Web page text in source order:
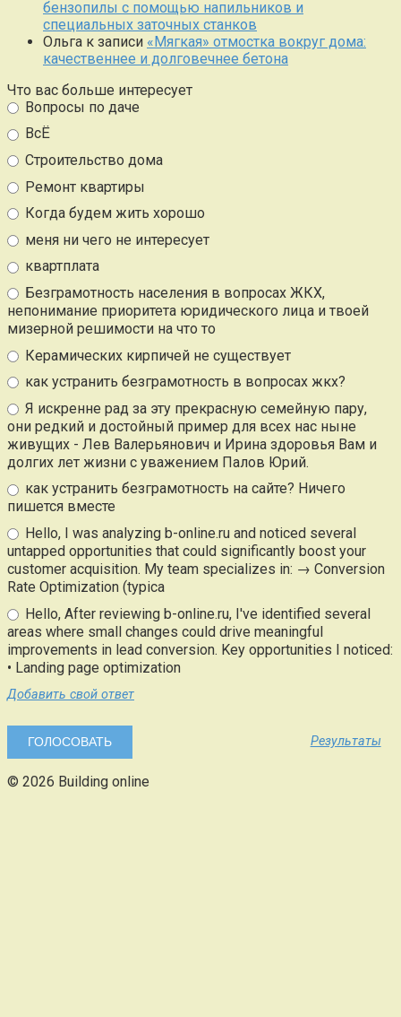
бензопилы с помощью напильников и
специальных заточных станков
Ольга к записи «Мягкая» отмостка вокруг дома:
качественнее и долговечнее бетона
Что вас больше интересует
Вопросы по даче
ВсЁ
Строительство дома
Ремонт квартиры
Когда будем жить хорошо
меня ни чего не интересует
квартплата
Безграмотность населения в вопросах ЖКХ,
непонимание приоритета юридического лица и твоей
мизерной решимости на что то
Керамических кирпичей не существует
как устранить безграмотность в вопросах жкх?
Я искренне рад за эту прекрасную семейную пару,
они редкий и достойный пример для всех нас ныне
живущих - Лев Валерьянович и Ирина здоровья Вам и
долгих лет жизни с уважением Палов Юрий.
как устранить безграмотность на сайте? Ничего
пишется вместе
Hello, I was analyzing b-online.ru and noticed several
untapped opportunities that could significantly boost your
customer acquisition. My team specializes in: → Conversion
Rate Optimization (typica
Hello, After reviewing b-online.ru, I've identified several
areas where small changes could drive meaningful
improvements in lead conversion. Key opportunities I noticed:
• Landing page optimization
Добавить свой ответ
Результаты
© 2026 Building online